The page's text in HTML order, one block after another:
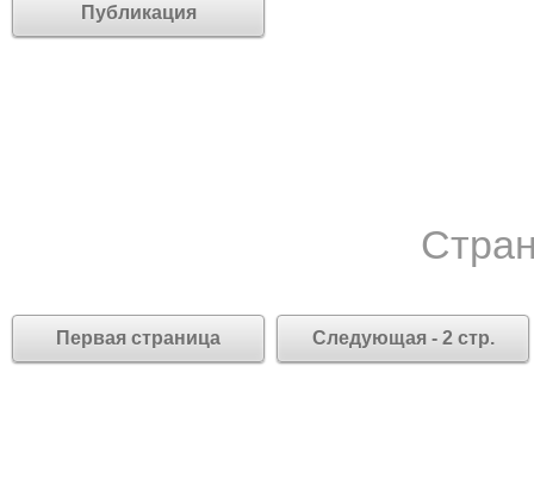
Публикация
Первая страница Следующая - 2 стр.